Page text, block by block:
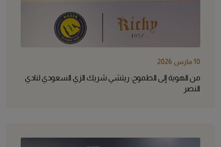
10 مارس 2026
من الهوية إلى الطموح: ريتشي شريك الزي السعودي لنادي
النصر